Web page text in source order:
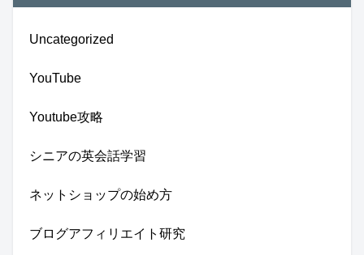
Uncategorized
YouTube
Youtube攻略
シニアの英会話学習
ネットショップの始め方
ブログアフィリエイト研究